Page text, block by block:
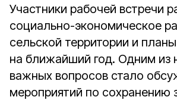
Участники рабочей встречи
социально-экономическое
сельской территории и планы
на ближайший год. Одним из
важных вопросов стало
мероприятий по сохранению